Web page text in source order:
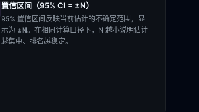
置信区间（95% CI = ±N）
95% 置信区间反映当前估计的不确定范围，显
示为 ±N。在相同计算口径下，N 越小说明估计
越集中、排名越稳定。